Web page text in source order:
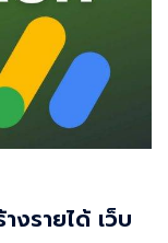
รายได้ เว็บ